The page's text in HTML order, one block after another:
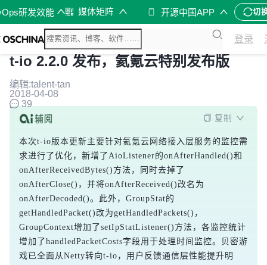
研发效能 媒体矩阵 开源中国APP 切
登录
t-io 2.2.0 发布，氦氪云特别发布版
编辑:talent-tan
2018-04-08
39
复制
本次t-io版本更新主要针对氦氪云网络接入层服务的监控需
求进行了优化，新增了AioListener的onAfterHandled()和
onAfterReceivedBytes()方法，同时去掉了
onAfterClose()，并将onAfterReceived()改名为
onAfterDecoded()。此外，GroupStat的
getHandledPacket()改为getHandledPackets()，
GroupContext增加了setIpStatListener()方法，各监控统计
增加了handledPacketCosts字段用于处理时间监控。贝密游
戏已全面从Netty转向t-io，用户反馈通信层性能提升明